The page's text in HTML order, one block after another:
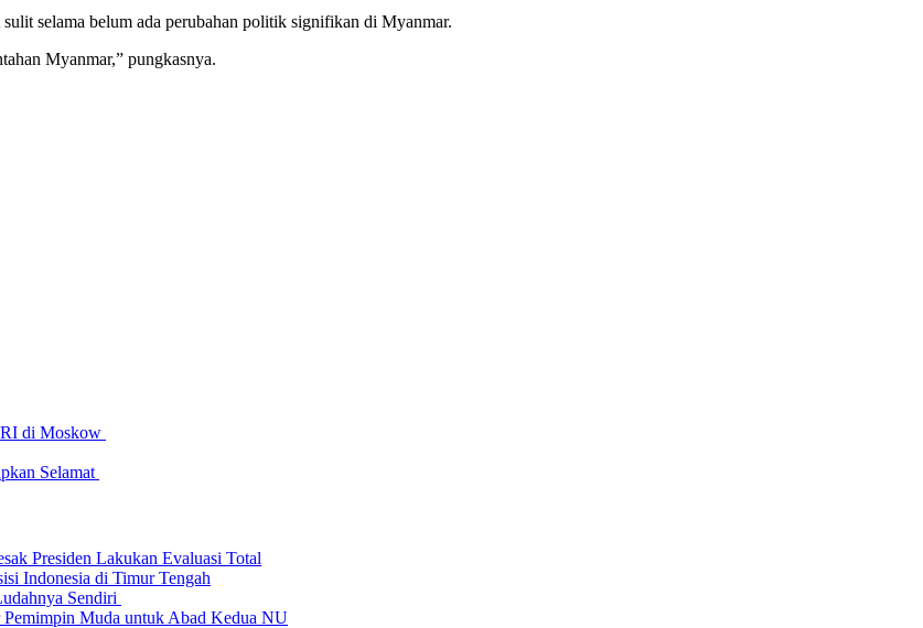
selama belum ada perubahan politik signifikan di Myanmar.
Myanmar,” pungkasnya.
di Moskow
Selamat
Presiden Lakukan Evaluasi Total
Indonesia di Timur Tengah
Sendiri
Muda untuk Abad Kedua NU